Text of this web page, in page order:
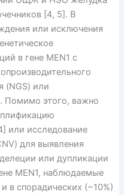
[4, 5]. В
или исключения
в гене MEN1 с
(NGS) или
Помимо этого, важно
или исследование
для выявления
или дупликации
MEN1, наблюдаемые
в спорадических (~10%)